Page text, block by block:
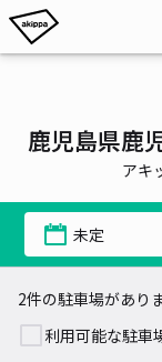
鹿児島県鹿
アキ
未定
2件の駐車場があり
利用可能な駐車